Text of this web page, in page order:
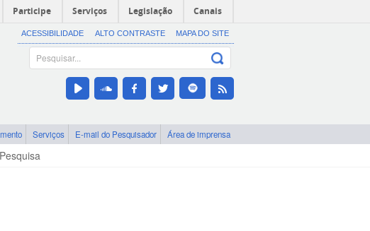
Participe Serviços Legislação Canais
ACESSIBILIDADE ALTO CONTRASTE MAPA DO SITE
Serviços E-mail do Pesquisador Área de imprensa